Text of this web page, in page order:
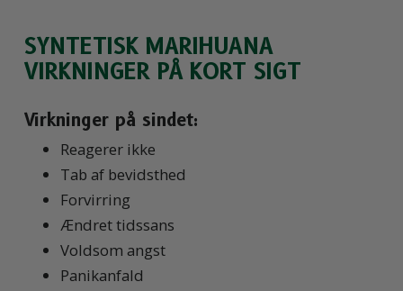
SYNTETISK MARIHUANA
VIRKNINGER PÅ KORT SIGT
Virkninger på sindet:
Reagerer ikke
Tab af bevidsthed
Forvirring
Ændret tidssans
Voldsom angst
Panikanfald